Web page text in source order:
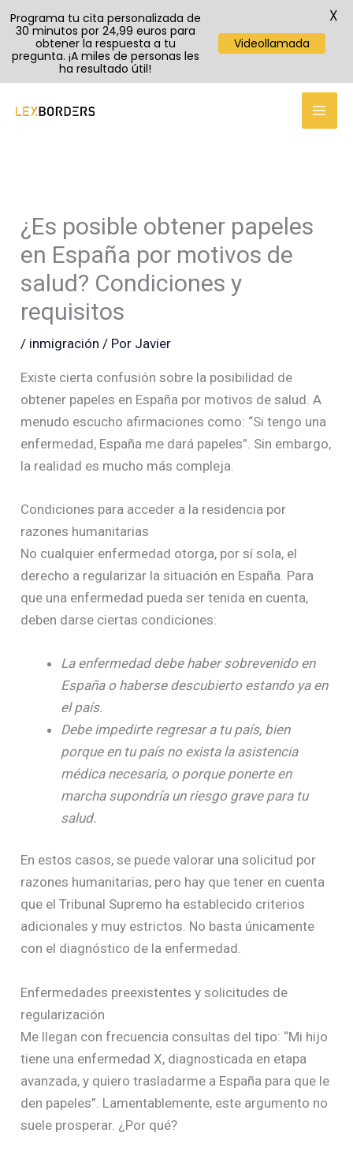
¿Es posible obtener papeles
en España por motivos de
salud? Condiciones y
requisitos
/ inmigración / Por Javier
Existe cierta confusión sobre la posibilidad de
obtener papeles en España por motivos de salud. A
menudo escucho afirmaciones como: “Si tengo una
enfermedad, España me dará papeles”. Sin embargo,
la realidad es mucho más compleja.
Condiciones para acceder a la residencia por
razones humanitarias
No cualquier enfermedad otorga, por sí sola, el
derecho a regularizar la situación en España. Para
que una enfermedad pueda ser tenida en cuenta,
deben darse ciertas condiciones:
La enfermedad debe haber sobrevenido en
España o haberse descubierto estando ya en
el país.
Debe impedirte regresar a tu país, bien
porque en tu país no exista la asistencia
médica necesaria, o porque ponerte en
marcha supondría un riesgo grave para tu
salud.
En estos casos, se puede valorar una solicitud por
razones humanitarias, pero hay que tener en cuenta
que el Tribunal Supremo ha establecido criterios
adicionales y muy estrictos. No basta únicamente
con el diagnóstico de la enfermedad.
Enfermedades preexistentes y solicitudes de
regularización
Me llegan con frecuencia consultas del tipo: “Mi hijo
tiene una enfermedad X, diagnosticada en etapa
avanzada, y quiero trasladarme a España para que le
den papeles”. Lamentablemente, este argumento no
suele prosperar. ¿Por qué?
TikTok
Instagram
YouTube
Programa tu cita personalizada de
30 minutos por 24,99 euros para
obtener la respuesta a tu
pregunta. ¡A miles de personas les
ha resultado útil!
Videollamada
X